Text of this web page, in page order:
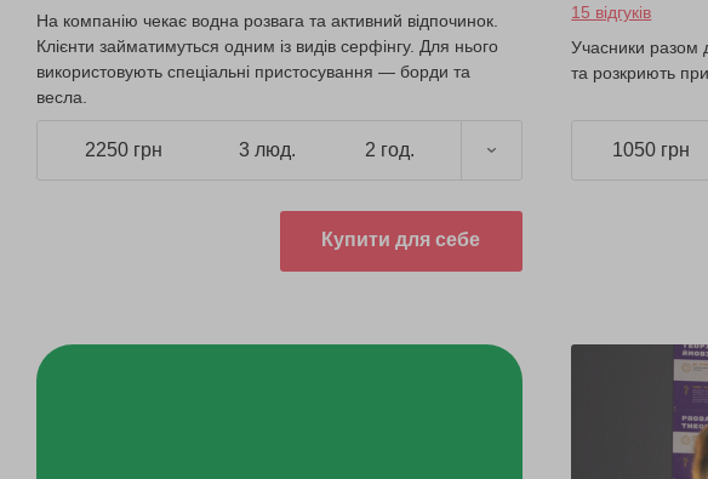
На компанію чекає водна розвага та активний відпочинок.
Клієнти займатимуться одним із видів серфінгу. Для нього
використовують спеціальні пристосування — борди та
весла.
2250 грн 3 люд. 2 год.
Купити для себе
15 відгуків
Учасники разом
та розкриють
1050 грн